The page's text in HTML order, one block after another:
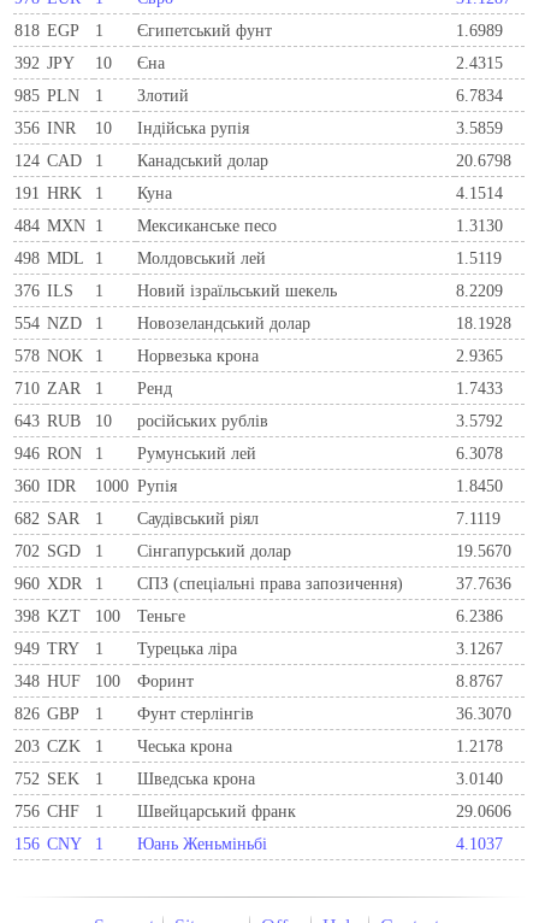
818 EGP 1 Єгипетський фунт
1.6989
392 JPY 10 Єна
2.4315
985 PLN 1 Злотий
6.7834
356 INR 10 Індійська рупія
3.5859
124 CAD 1 Канадський долар
20.6798
191 HRK 1 Куна
4.1514
484 MXN 1 Мексиканське песо
1.3130
498 MDL 1 Молдовський лей
1.5119
376 ILS 1 Новий ізраїльський шекель
8.2209
554 NZD 1 Новозеландський долар
18.1928
578 NOK 1 Норвезька крона
2.9365
710 ZAR 1 Ренд
1.7433
643 RUB 10 російських рублів
3.5792
946 RON 1 Румунський лей
6.3078
360 IDR 1000 Рупія
1.8450
682 SAR 1 Саудівський ріял
7.1119
702 SGD 1 Сінгапурський долар
19.5670
960 XDR 1 СПЗ (спеціальні права запозичення)
37.7636
398 KZT 100 Теньге
6.2386
949 TRY 1 Турецька ліра
3.1267
348 HUF 100 Форинт
8.8767
826 GBP 1 Фунт стерлінгів
36.3070
203 CZK 1 Чеська крона
1.2178
752 SEK 1 Шведська крона
3.0140
756 CHF 1 Швейцарський франк
29.0606
156 CNY 1 Юань Женьміньбі 4.1037